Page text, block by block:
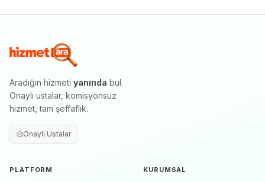
Aradığın hizmeti yanında bul.
Onaylı ustalar, komisyonsuz
hizmet, tam şeffaflık.
Onaylı Ustalar
PLATFORM KURUMSAL